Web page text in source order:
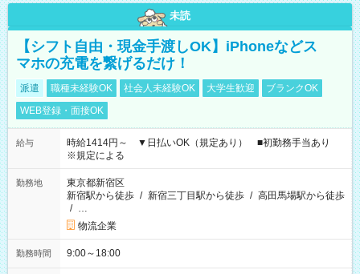
未読
【シフト自由・現金手渡しOK】iPhoneなどス
マホの充電を繋げるだけ！
派遣 職種未経験OK 社会人未経験OK 大学生歓迎
ブランクOK
WEB登録・面接OK
給与
時給1414円～ ▼日払いOK（規定あり） ■初勤務手当あり
※規定による
勤務地
東京都新宿区
新宿駅から徒歩 / 新宿三丁目駅から徒歩 / 高田馬場駅から徒歩
/ …
物流企業
勤務時間 9:00～18:00